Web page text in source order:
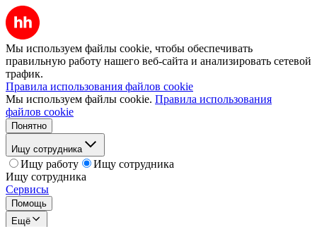
Мы используем файлы cookie, чтобы обеспечивать
правильную работу нашего веб-сайта и анализировать сетевой
трафик.
Правила использования файлов cookie
Мы используем файлы cookie. Правила использования
файлов cookie
Понятно
Ищу сотрудника
Ищу работу
Ищу сотрудника
Ищу сотрудника
Сервисы
Помощь
Ещё